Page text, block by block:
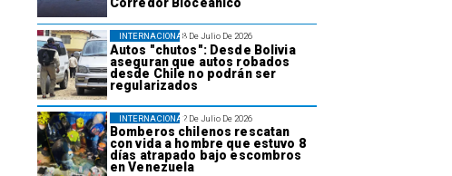
8 De Julio De 2026
Autos "chutos": Desde Bolivia
aseguran que autos robados
desde Chile no podrán ser
regularizados
INTERNACIONAL
2 De Julio De 2026
Bomberos chilenos rescatan
con vida a hombre que estuvo 8
días atrapado bajo escombros
en Venezuela
INTERNACIONAL